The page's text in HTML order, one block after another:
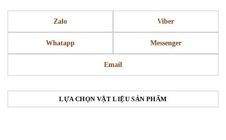
Zalo Viber
Whatapp Messenger
Email
LỰA CHỌN VẬT LIỆU SẢN PHẨM